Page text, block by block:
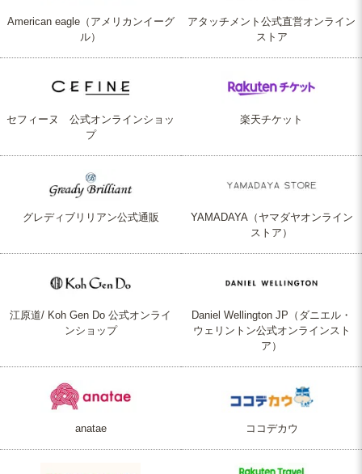
American eagle（アメリカンイーグ
ル）
アタッチメント公式直営オンライン
ストア
セフィーヌ 公式オンラインショッ
プ
楽天チケット
グレディブリリアン公式通販
YAMADAYA（ヤマダヤオンライン
ストア）
江原道/ Koh Gen Do 公式オンライ
ンショップ
Daniel Wellington JP（ダニエル・
ウェリントン公式オンラインスト
ア）
anatae ココデカウ